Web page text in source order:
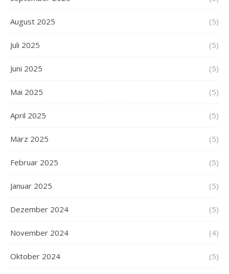
August 2025 (5)
Juli 2025 (5)
Juni 2025 (5)
Mai 2025 (5)
April 2025 (5)
März 2025 (5)
Februar 2025 (5)
Januar 2025 (5)
Dezember 2024 (5)
November 2024 (4)
Oktober 2024 (5)